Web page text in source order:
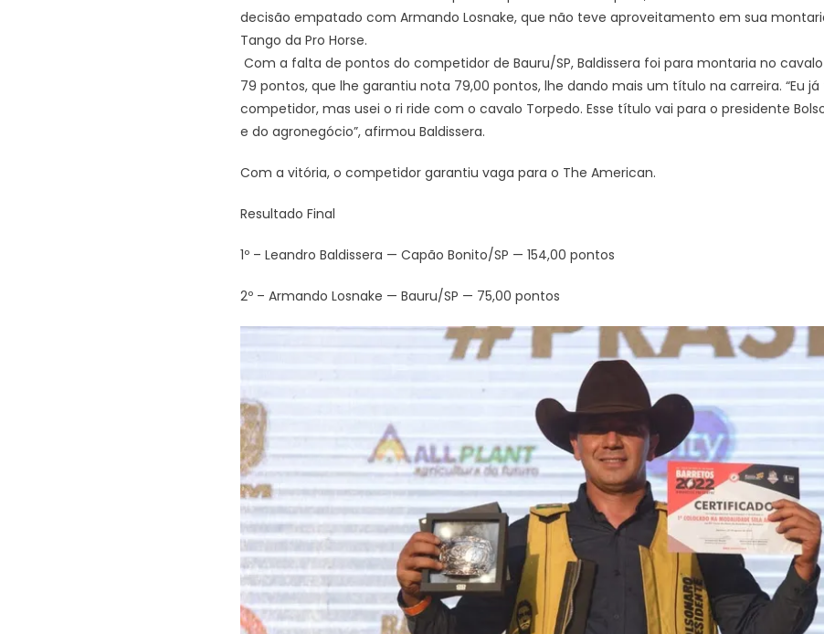
decisão empatado com Armando Losnake, que não teve aproveitamento em sua
Tango da Pro Horse.
Com a falta de pontos do competidor de Bauru/SP, Baldissera foi para montaria no
79 pontos, que lhe garantiu nota 79,00 pontos, lhe dando mais um título na carreira. “Eu
competidor, mas usei o ri ride com o cavalo Torpedo. Esse título vai para o presidente
e do agronegócio”, afirmou Baldissera.
Com a vitória, o competidor garantiu vaga para o The American.
Resultado Final
1º – Leandro Baldissera — Capão Bonito/SP — 154,00 pontos
2º – Armando Losnake — Bauru/SP — 75,00 pontos